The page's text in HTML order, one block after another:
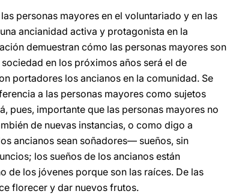
personas mayores en el voluntariado y en las
ancianidad activa y protagonista en la
demuestran cómo las personas mayores son
en los próximos años será el de
portadores los ancianos en la comunidad. Se
a las personas mayores como sujetos
pues, importante que las personas mayores no
de nuevas instancias, o como digo a
ancianos sean soñadores― sueños, sin
los sueños de los ancianos están
de los jóvenes porque son las raíces. De las
florecer y dar nuevos frutos.